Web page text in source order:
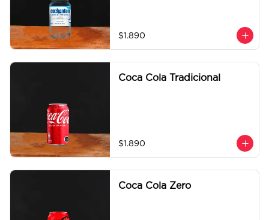
$1.890
Coca Cola Tradicional
$1.890
Coca Cola Zero